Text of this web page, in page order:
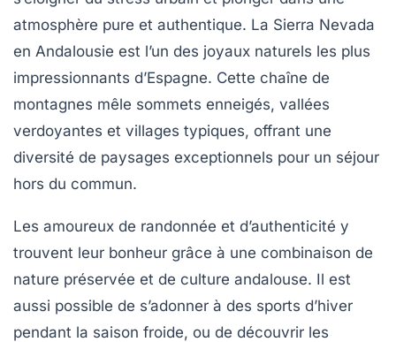
atmosphère pure et authentique. La Sierra Nevada
en Andalousie est l’un des joyaux naturels les plus
impressionnants d’Espagne. Cette chaîne de
montagnes mêle sommets enneigés, vallées
verdoyantes et villages typiques, offrant une
diversité de paysages exceptionnels pour un séjour
hors du commun.
Les amoureux de randonnée et d’authenticité y
trouvent leur bonheur grâce à une combinaison de
nature préservée et de culture andalouse. Il est
aussi possible de s’adonner à des sports d’hiver
pendant la saison froide, ou de découvrir les